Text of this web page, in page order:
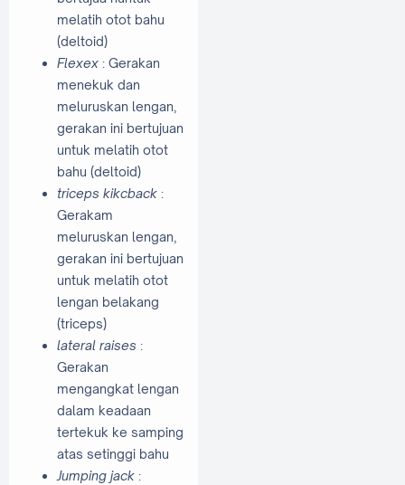
melatih otot bahu
(deltoid)
Flexex : Gerakan
menekuk dan
meluruskan lengan,
gerakan ini bertujuan
untuk melatih otot
bahu (deltoid)
triceps kikcback :
Gerakam
meluruskan lengan,
gerakan ini bertujuan
untuk melatih otot
lengan belakang
(triceps)
lateral raises :
Gerakan
mengangkat lengan
dalam keadaan
tertekuk ke samping
atas setinggi bahu
Jumping jack :